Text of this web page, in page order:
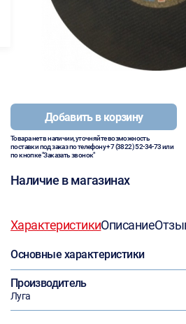
Добавить в корзину
Товара нет в наличии, уточняйте возможность
поставки под заказ по телефону+7 (3822) 52-34-73или
по кнопке "Заказать звонок"
Наличие в магазинах
ХарактеристикиОписание
Основные характеристики
Производитель
Луга